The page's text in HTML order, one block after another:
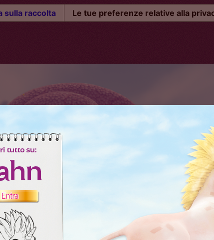
sulla raccolta Le tue preferenze relative alla